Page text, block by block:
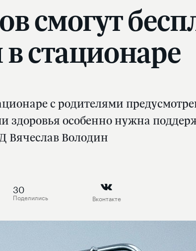
смогут
стационаре
с родителями
здоровья особенно нужна
Вячеслав Володин
30
Поделились Вконтакте